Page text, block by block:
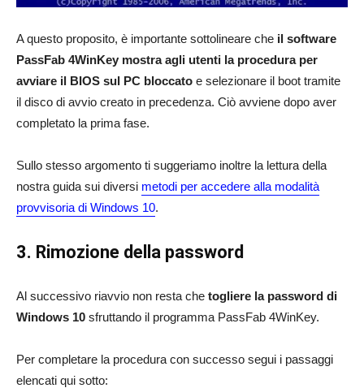
A questo proposito, è importante sottolineare che il software
PassFab 4WinKey mostra agli utenti la procedura per
avviare il BIOS sul PC bloccato e selezionare il boot tramite
il disco di avvio creato in precedenza. Ciò avviene dopo aver
completato la prima fase.
Sullo stesso argomento ti suggeriamo inoltre la lettura della
nostra guida sui diversi metodi per accedere alla modalità
provvisoria di Windows 10.
3. Rimozione della password
Al successivo riavvio non resta che togliere la password di
Windows 10 sfruttando il programma PassFab 4WinKey.
Per completare la procedura con successo segui i passaggi
elencati qui sotto: